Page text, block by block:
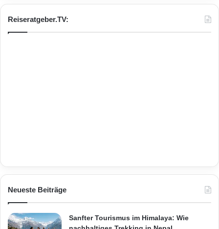
Reiseratgeber.TV:
Neueste Beiträge
Sanfter Tourismus im Himalaya: Wie